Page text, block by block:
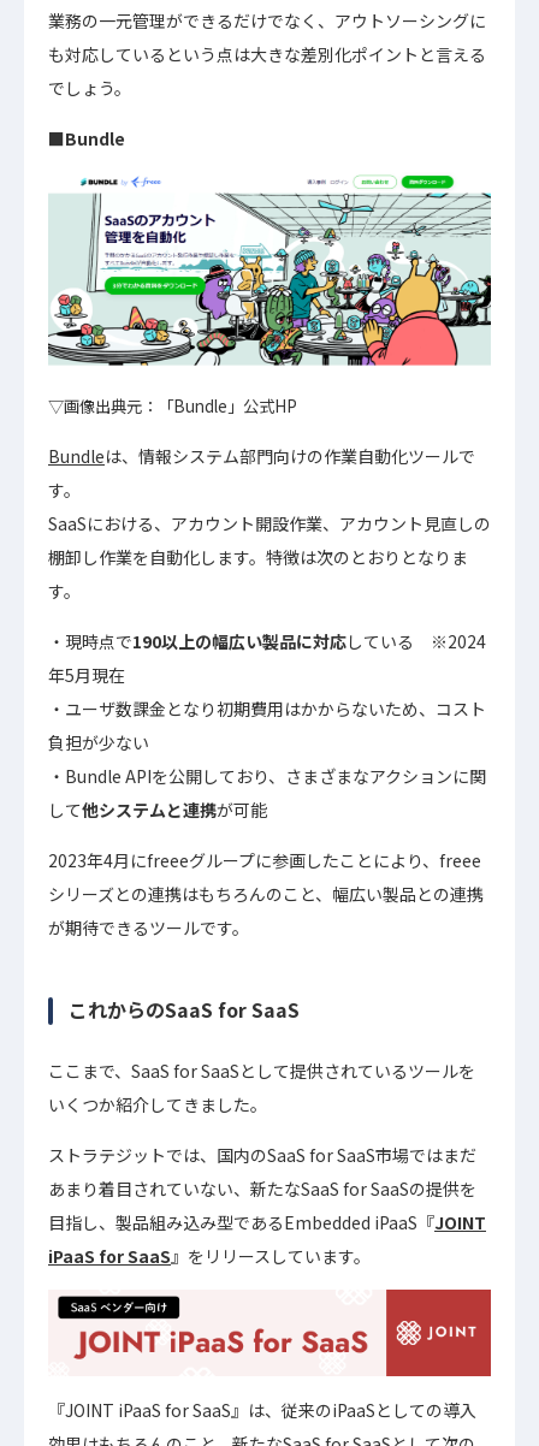
業務の一元管理ができるだけでなく、アウトソーシングに
も対応しているという点は大きな差別化ポイントと言える
でしょう。
■Bundle
▽画像出典元：「Bundle」公式HP
Bundleは、情報システム部門向けの作業自動化ツールで
す。
SaaSにおける、アカウント開設作業、アカウント見直しの
棚卸し作業を自動化します。特徴は次のとおりとなりま
す。
現時点で190以上の幅広い製品に対応している ※2024
年5月現在
ユーザ数課金となり初期費用はかからないため、コスト
負担が少ない
Bundle APIを公開しており、さまざまなアクションに関
して他システムと連携が可能
2023年4月にfreeeグループに参画したことにより、freee
シリーズとの連携はもちろんのこと、幅広い製品との連携
が期待できるツールです。
これからのSaaS for SaaS
ここまで、SaaS for SaaSとして提供されているツールを
いくつか紹介してきました。
ストラテジットでは、国内のSaaS for SaaS市場ではまだ
あまり着目されていない、新たなSaaS for SaaSの提供を
目指し、製品組み込み型であるEmbedded iPaaS『JOINT
iPaaS for SaaS 』をリリースしています。
『JOINT iPaaS for SaaS』は、従来のiPaaSとしての導入